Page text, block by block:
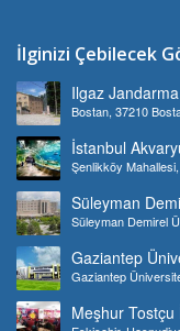
İlginizi Çebilecek
Ilgaz
Bostan, 37210
İstanbul
Şenlikköy
Süleyman
Süleyman Demirel
Gaziantep
Gaziantep
Meşhur Tostçu